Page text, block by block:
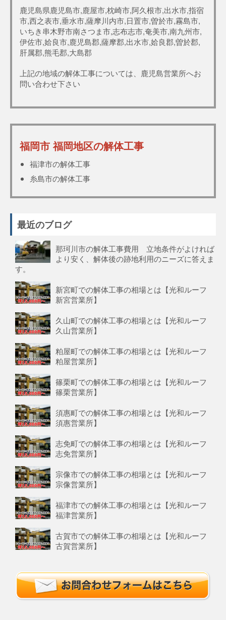
鹿児島県鹿児島市,鹿屋市,枕崎市,阿久根市,出水市,指宿
市,西之表市,垂水市,薩摩川内市,日置市,曽於市,霧島市,
いちき串木野市南さつま市,志布志市,奄美市,南九州市,
伊佐市,姶良市,鹿児島郡,薩摩郡,出水市,姶良郡,曽於郡,
肝属郡,熊毛郡,大島郡
上記の地域の解体工事については、鹿児島営業所へお
問い合わせ下さい
福岡市 福岡地区の解体工事
福津市の解体工事
糸島市の解体工事
最近のブログ
那珂川市の解体工事費用 立地条件がよければ
より安く、解体後の跡地利用のニーズに答えま
す。
新宮町での解体工事の相場とは【光和ルーフ
新宮営業所】
久山町での解体工事の相場とは【光和ルーフ
久山営業所】
粕屋町での解体工事の相場とは【光和ルーフ
粕屋営業所】
篠栗町での解体工事の相場とは【光和ルーフ
篠栗営業所】
須惠町での解体工事の相場とは【光和ルーフ
須惠営業所】
志免町での解体工事の相場とは【光和ルーフ
志免営業所】
宗像市での解体工事の相場とは【光和ルーフ
宗像営業所】
福津市での解体工事の相場とは【光和ルーフ
福津営業所】
古賀市での解体工事の相場とは【光和ルーフ
古賀営業所】